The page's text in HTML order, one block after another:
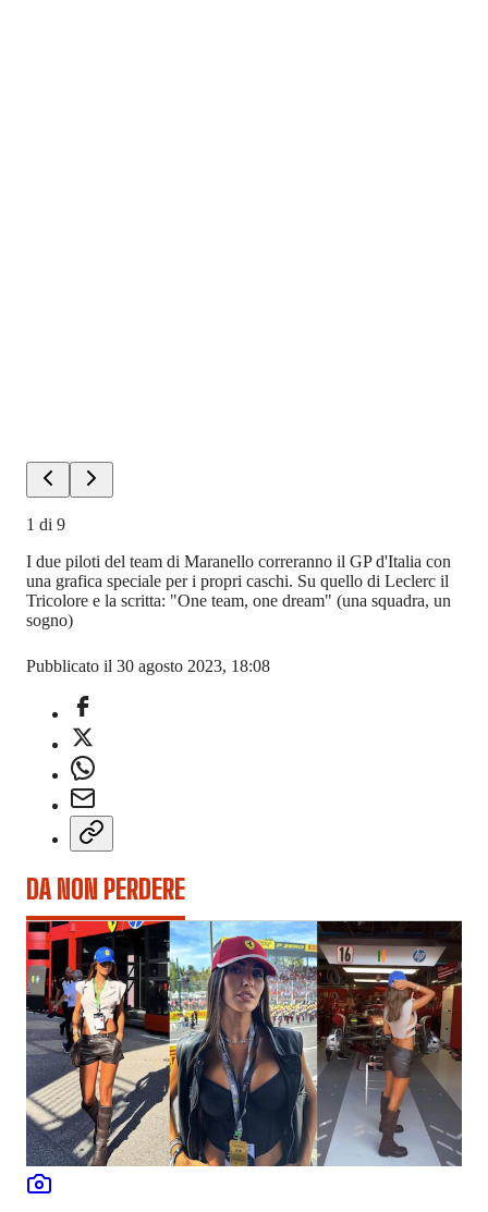
1 di 9
I due piloti del team di Maranello correranno il GP d'Italia con
una grafica speciale per i propri caschi. Su quello di Leclerc il
Tricolore e la scritta: "One team, one dream" (una squadra, un
sogno)
Pubblicato il 30 agosto 2023, 18:08
DA NON PERDERE